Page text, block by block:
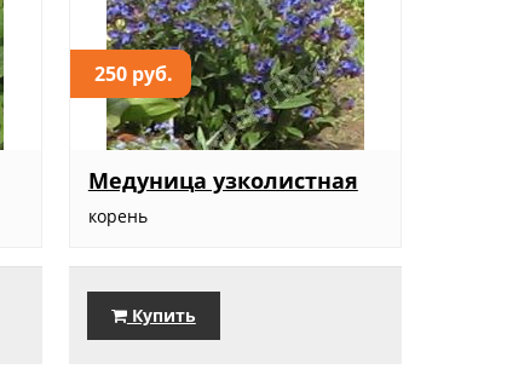
250 руб.
Медуница узколистная
корень
Купить